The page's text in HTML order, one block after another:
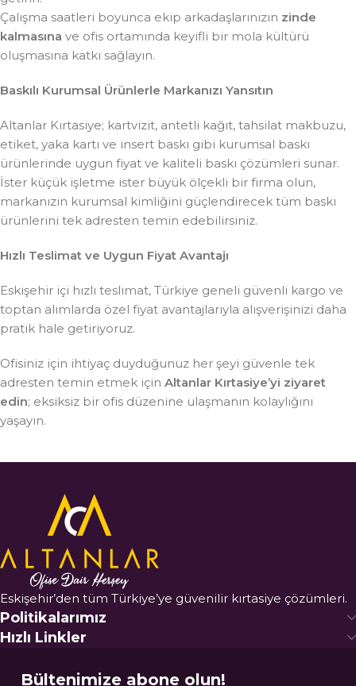
Çalışma saatleri boyunca ekip arkadaşlarınızın zinde
kalmasına ve ofis ortamında keyifli bir mola kültürü
oluşmasına katkı sağlayın.
Baskılı Kurumsal Ürünlerle Markanızı Yansıtın
Altanlar Kırtasiye; kartvizit, antetli kağıt, tahsilat makbuzu,
etiket, yaka kartı ve insert baskı gibi kurumsal baskı
ürünlerinde uygun fiyat ve kaliteli baskı çözümleri sunar.
İster küçük işletme ister büyük ölçekli bir firma olun,
markanızın kurumsal kimliğini güçlendirecek tüm baskı
ürünlerini tek adresten temin edebilirsiniz.
Hızlı Teslimat ve Uygun Fiyat Avantajı
Eskişehir içi hızlı teslimat, Türkiye geneli güvenli kargo ve
toptan alımlarda özel fiyat avantajlarıyla alışverişinizi daha
pratik hale getiriyoruz.
Ofisiniz için ihtiyaç duyduğunuz her şeyi güvenle tek
adresten temin etmek için Altanlar Kırtasiye’yi ziyaret
edin; eksiksiz bir ofis düzenine ulaşmanın kolaylığını
yaşayın.
Eskişehir’den tüm Türkiye’ye güvenilir kırtasiye çözümleri.
Politikalarımız
Hızlı Linkler
Bültenimize abone olun!